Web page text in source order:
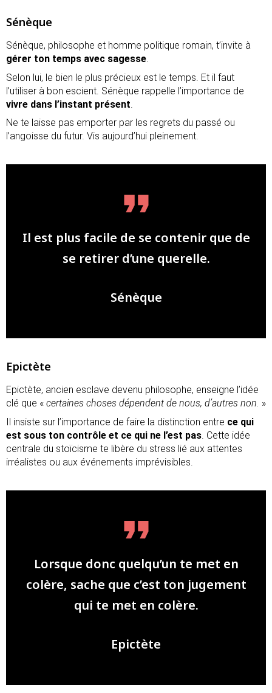
Sénèque
Sénèque, philosophe et homme politique romain, t’invite à
gérer ton temps avec sagesse.
Selon lui, le bien le plus précieux est le temps. Et il faut
l’utiliser à bon escient. Sénèque rappelle l’importance de
vivre dans l’instant présent.
Ne te laisse pas emporter par les regrets du passé ou
l’angoisse du futur. Vis aujourd’hui pleinement.
Il est plus facile de se contenir que de
se retirer d’une querelle.
Sénèque
Epictète
Epictète, ancien esclave devenu philosophe, enseigne l’idée
clé que « certaines choses dépendent de nous, d’autres non. »
Il insiste sur l’importance de faire la distinction entre ce qui
est sous ton contrôle et ce qui ne l’est pas. Cette idée
centrale du stoïcisme te libère du stress lié aux attentes
irréalistes ou aux événements imprévisibles.
Lorsque donc quelqu’un te met en
colère, sache que c’est ton jugement
qui te met en colère.
Epictète